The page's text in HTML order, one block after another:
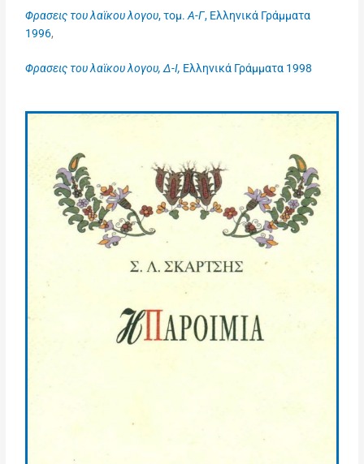
Φρασεις του λαϊκου λογου, τομ.Α-Γ, Ελληνικά Γράμματα
1996,
Φρασεις του λαϊκου λογου, Δ-Ι, Ελληνικά Γράμματα 1998